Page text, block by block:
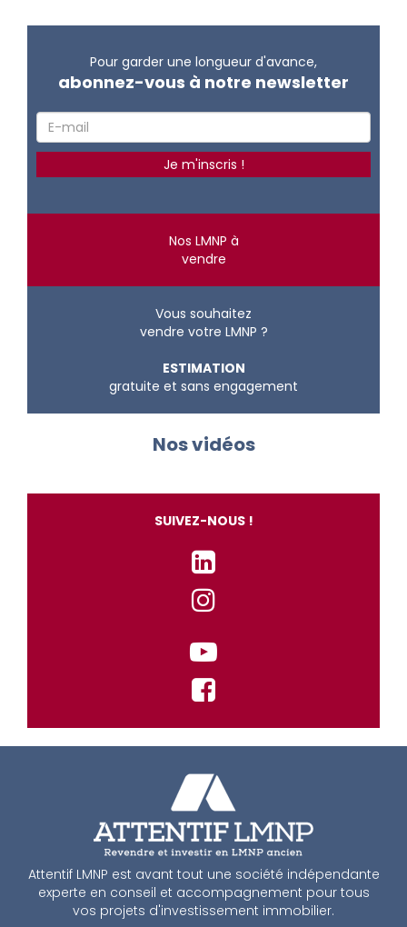
Pour garder une longueur d'avance,
abonnez-vous à notre newsletter
Nos LMNP à
vendre
Vous souhaitez
vendre votre LMNP ?
ESTIMATION
gratuite et sans engagement
Nos vidéos
SUIVEZ-NOUS !
Attentif LMNP est avant tout une société indépendante
experte en conseil et accompagnement pour tous
vos projets d'investissement immobilier.